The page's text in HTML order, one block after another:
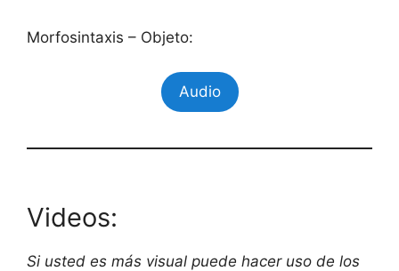
Morfosintaxis – Objeto:
Audio
Videos:
Si usted es más visual puede hacer uso de los